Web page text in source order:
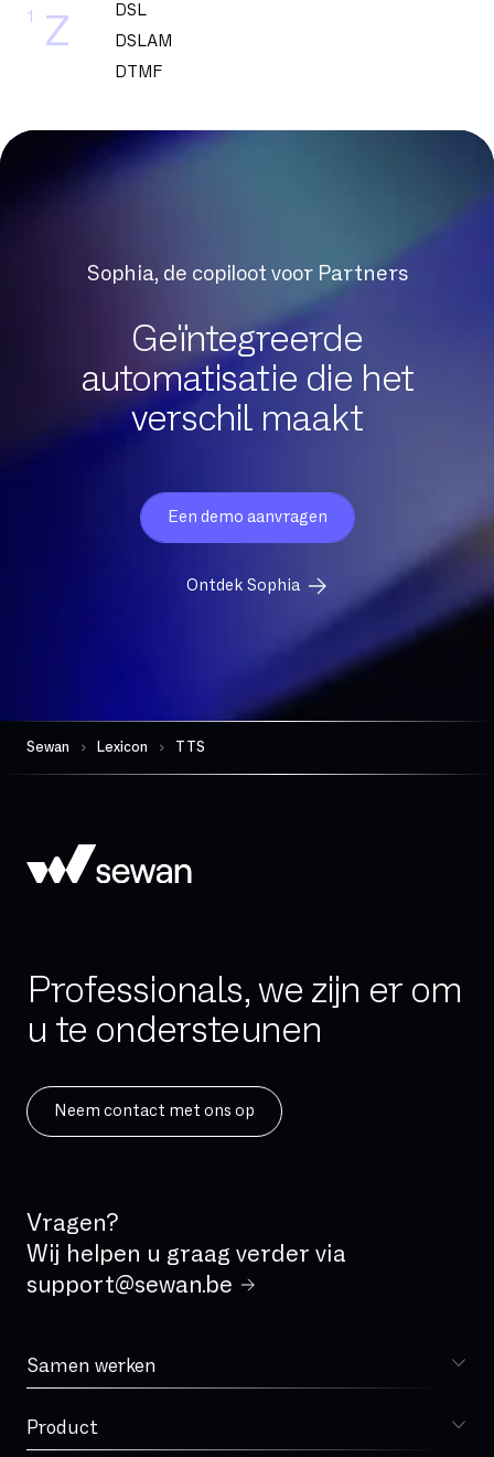
Z
1
DSL
DSLAM
DTMF
Dedicated glasvezel
Downloadsnelheid
Exchange Online
FTP
Firewall per sessie
Gedeelde glasvezel
Geïntegreerde comm
Geïntegreerde firewall
Governance
Hosted telefonie
IPBX
IPv4
ISDN
IVR
LAN
MPLS
MVNO
Mode Bridge
Sophia, de copiloot voor Partners
Geïntegreerde
automatisatie die het
verschil maakt
Een demo aanvragen
Ontdek Sophia
Sewan Lexicon TTS
Professionals, we zijn er om
u te ondersteunen
Neem contact met ons op
Vragen?
Wij helpen u graag verder via
support@sewan.be
Samen werken
Product